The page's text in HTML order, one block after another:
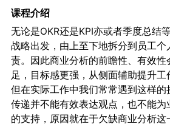
课程介绍
无论是OKR还是KPI亦或者季度总结
战略出发，由上至下地拆分到员工
责。因此商业分析的前瞻性、有效
足，目标感更强，从侧面辅助提升工
但在实际工作中我们常常遇到这样的
传递并不能有效表达观点，也不能为
的支持，原因就在于欠缺商业分析这